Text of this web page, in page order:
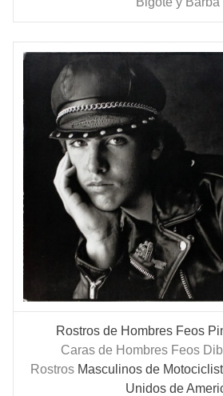
Rostros de Hombres Feos
Caras de Hombres Feos
Rostros Masculinos de
Unidos de